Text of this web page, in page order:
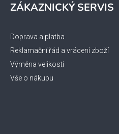
ZÁKAZNICKÝ SERVIS
Doprava a platba
Reklamační řád a vrácení zboží
Výměna velikosti
Vše o nákupu